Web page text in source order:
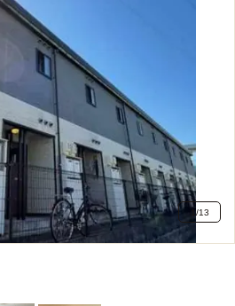
/13